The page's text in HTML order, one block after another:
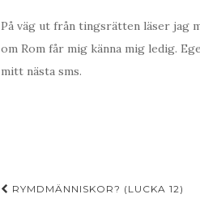
På väg ut från tingsrätten läser jag
om Rom får mig känna mig ledig.
mitt nästa sms.
Inläggsnavigering
RYMDMÄNNISKOR? (LUCKA 12)